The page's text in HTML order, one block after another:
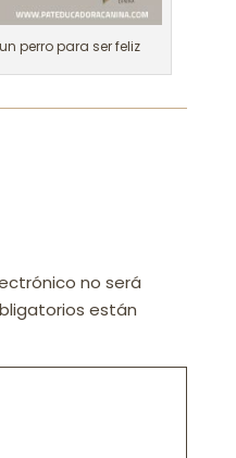
perro para ser feliz
no será
están